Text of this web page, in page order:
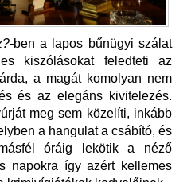
ben a lapos bűnügyi szálat
kiszólásokat feledteti az
a magát komolyan nem
és az elegáns kivitelezés.
meg sem közelíti, inkább
a hangulat a csábító, és
óráig lekötik a néző
napokra így azért kellemes